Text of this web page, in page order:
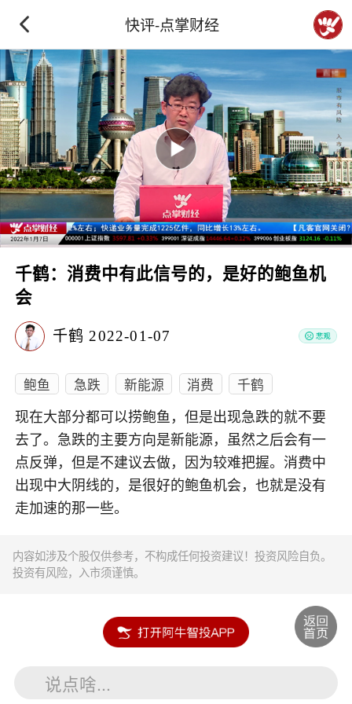
快评-点掌财经
千鹤：消费中有此信号的，是好的鲍鱼机
会
千鹤 2022-01-07
鲍鱼 急跌 新能源 消费 千鹤
现在大部分都可以捞鲍鱼，但是出现急跌的就不要
去了。急跌的主要方向是新能源，虽然之后会有一
点反弹，但是不建议去做，因为较难把握。消费中
出现中大阴线的，是很好的鲍鱼机会，也就是没有
走加速的那一些。
内容如涉及个股仅供参考，不构成任何投资建议！投资风险自负。
投资有风险，入市须谨慎。
说点啥...